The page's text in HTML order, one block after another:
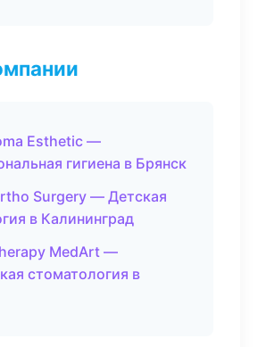
Esthetic —
гигиена в Брянск
Surgery — Детская
в Калининград
MedArt —
стоматология в